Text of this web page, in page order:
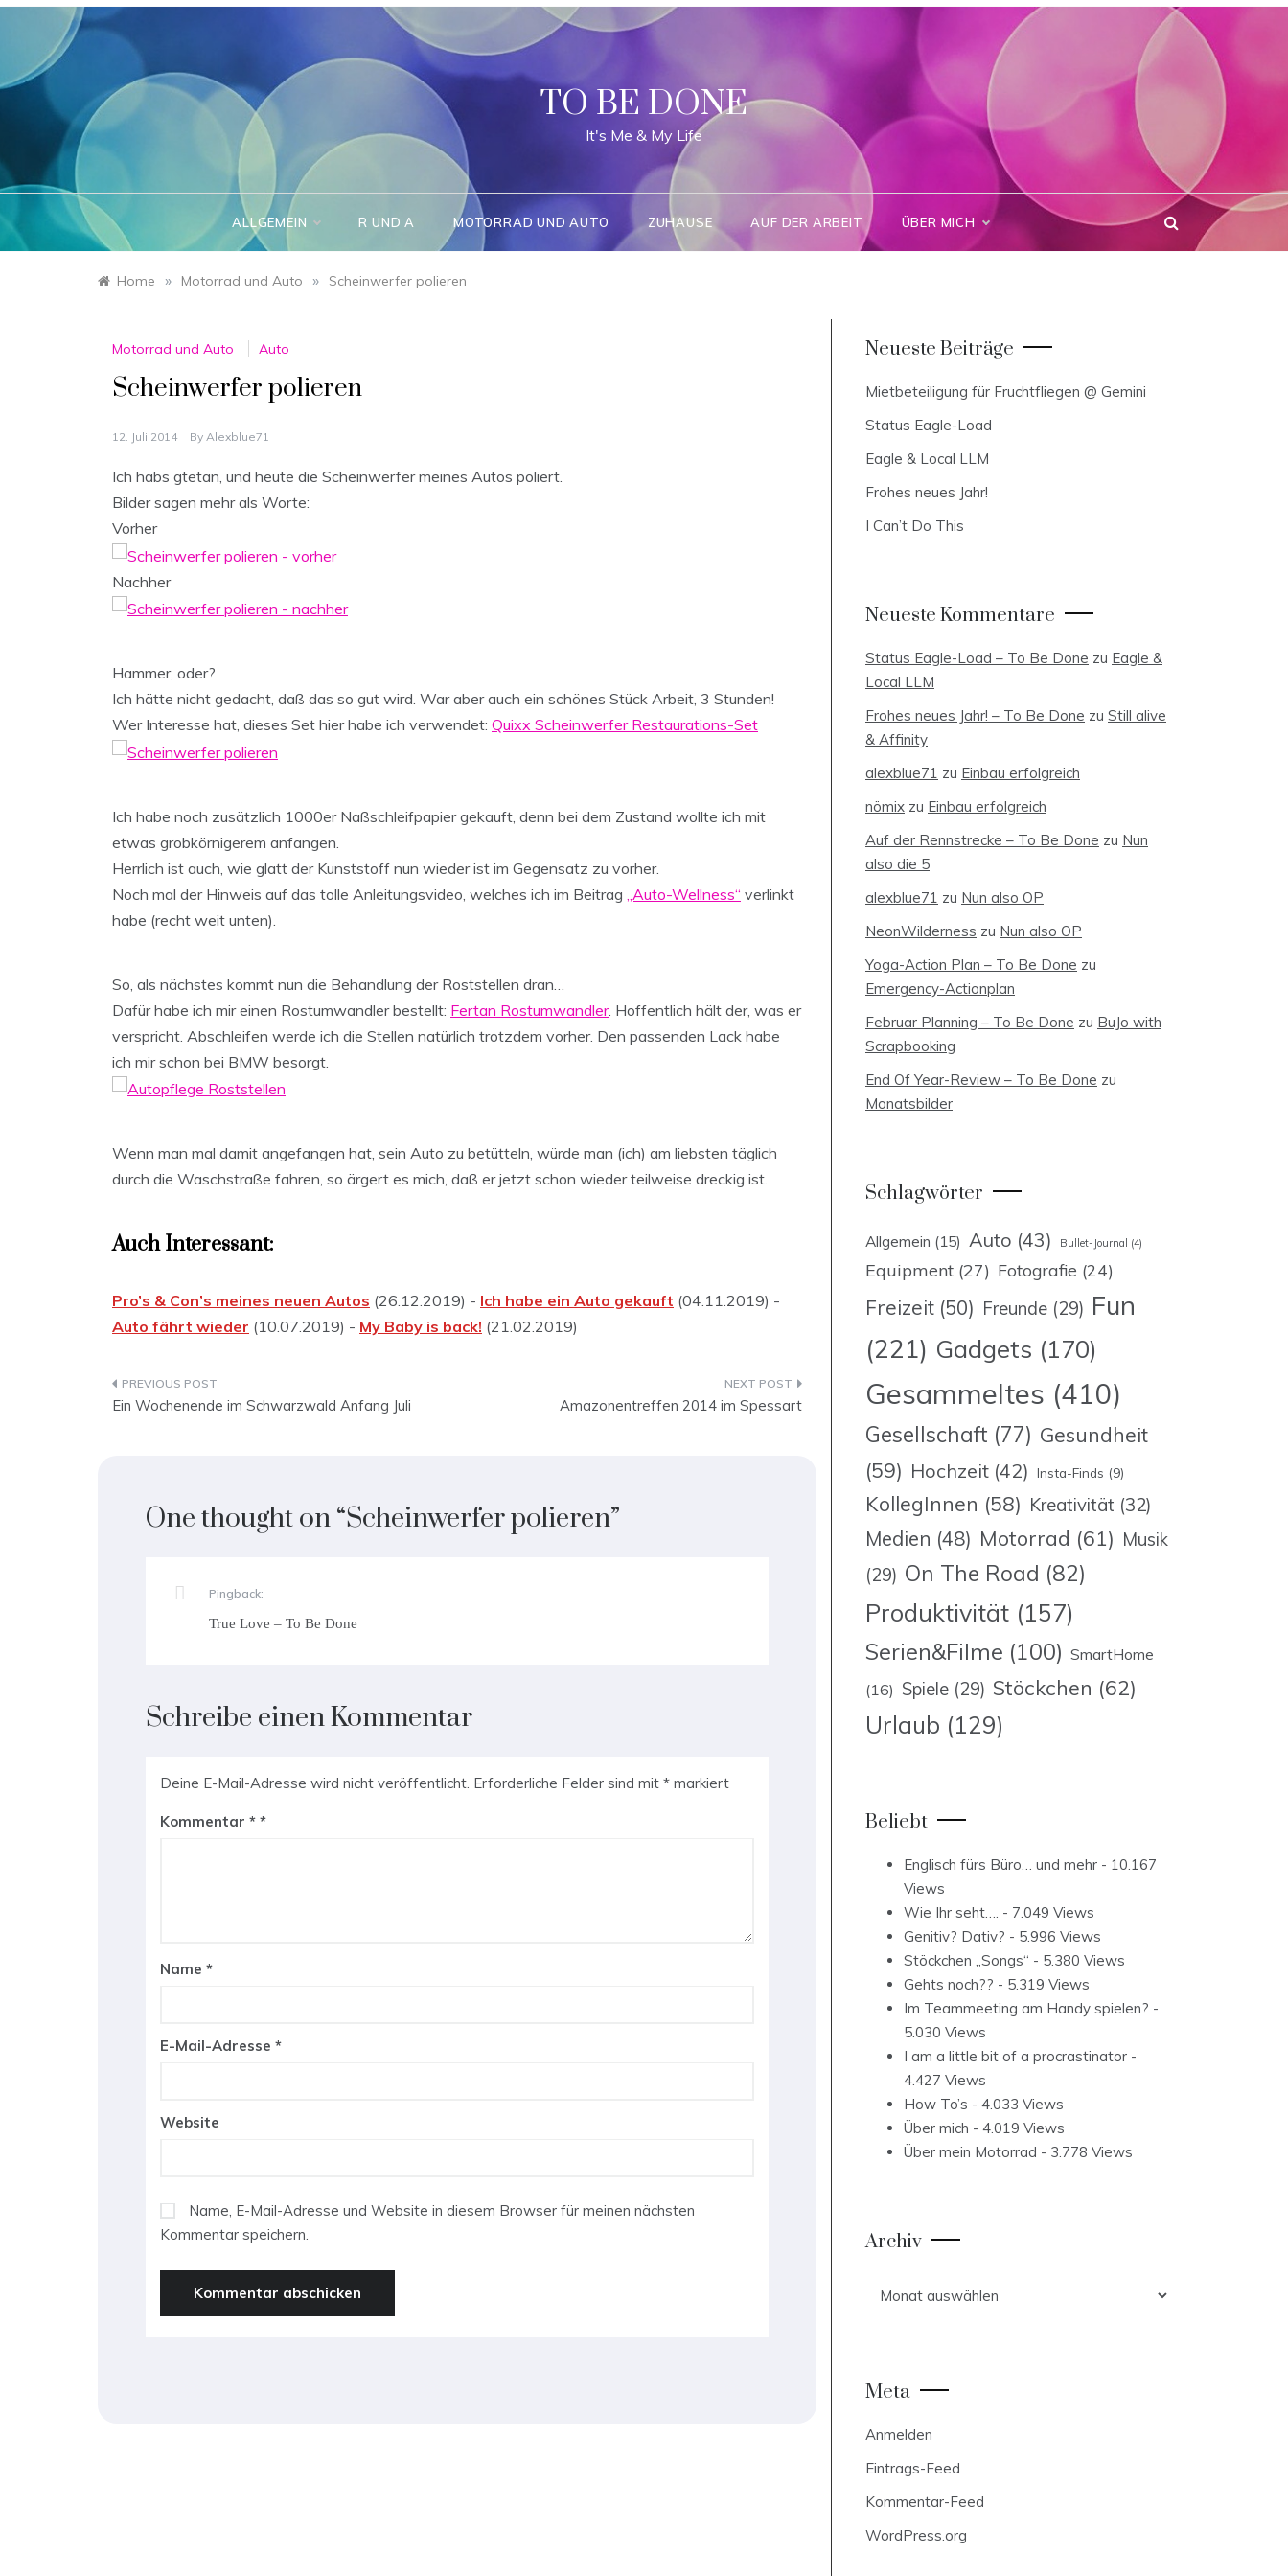
Skip
TO BE DONE
It's Me & My Life
ALLGEMEIN R UND A MOTORRAD UND AUTO ZUHAUSE AUF DER ARBEIT ÜBER MICH
Home » Motorrad und Auto » Scheinwerfer polieren
Motorrad und Auto Auto
Scheinwerfer polieren
12. Juli 2014 By Alexblue71
Ich habs gtetan, und heute die Scheinwerfer meines Autos poliert.
Bilder sagen mehr als Worte:
Vorher
Nachher
Hammer, oder?
Ich hätte nicht gedacht, daß das so gut wird. War aber auch ein schönes Stück Arbeit, 3 Stunden!
Wer Interesse hat, dieses Set hier habe ich verwendet: Quixx Scheinwerfer Restaurations-Set
Ich habe noch zusätzlich 1000er Naßschleifpapier gekauft, denn bei dem Zustand wollte ich mit
etwas grobkörnigerem anfangen.
Herrlich ist auch, wie glatt der Kunststoff nun wieder ist im Gegensatz zu vorher.
Noch mal der Hinweis auf das tolle Anleitungsvideo, welches ich im Beitrag „Auto-Wellness“ verlinkt
habe (recht weit unten).
So, als nächstes kommt nun die Behandlung der Roststellen dran…
Dafür habe ich mir einen Rostumwandler bestellt: Fertan Rostumwandler. Hoffentlich hält der, was er
verspricht. Abschleifen werde ich die Stellen natürlich trotzdem vorher. Den passenden Lack habe
ich mir schon bei BMW besorgt.
Wenn man mal damit angefangen hat, sein Auto zu betütteln, würde man (ich) am liebsten täglich
durch die Waschstraße fahren, so ärgert es mich, daß er jetzt schon wieder teilweise dreckig ist.
Auch Interessant:
Pro’s & Con’s meines neuen Autos (26.12.2019) - Ich habe ein Auto gekauft (04.11.2019) -
Auto fährt wieder (10.07.2019) - My Baby is back! (21.02.2019)
Beitragsnavigation
Ein Wochenende im Schwarzwald Anfang Juli Amazonentreffen 2014 im Spessart
One thought on “Scheinwerfer polieren”
Pingback:
True Love – To Be Done
Schreibe einen Kommentar
Deine E-Mail-Adresse wird nicht veröffentlicht. Erforderliche Felder sind mit * markiert
Kommentar *
Name *
E-Mail-Adresse *
Website
Name, E-Mail-Adresse und Website in diesem Browser für meinen nächsten
Kommentar speichern.
Neueste Beiträge
Mietbeteiligung für Fruchtfliegen @ Gemini
Status Eagle-Load
Eagle & Local LLM
Frohes neues Jahr!
I Can’t Do This
Neueste Kommentare
Status Eagle-Load – To Be Done zu Eagle &
Local LLM
Frohes neues Jahr! – To Be Done zu Still alive
& Affinity
alexblue71 zu Einbau erfolgreich
nömix zu Einbau erfolgreich
Auf der Rennstrecke – To Be Done zu Nun
also die 5
alexblue71 zu Nun also OP
NeonWilderness zu Nun also OP
Yoga-Action Plan – To Be Done zu
Emergency-Actionplan
Februar Planning – To Be Done zu BuJo with
Scrapbooking
End Of Year-Review – To Be Done zu
Monatsbilder
Schlagwörter
Allgemein (15) Auto (43) Bullet-Journal (4)
Equipment (27) Fotografie (24)
Freizeit (50) Freunde (29) Fun
(221) Gadgets (170)
Gesammeltes (410)
Gesellschaft (77) Gesundheit
(59) Hochzeit (42) Insta-Finds (9)
KollegInnen (58) Kreativität (32)
Medien (48) Motorrad (61) Musik
(29) On The Road (82)
Produktivität (157)
Serien&Filme (100) SmartHome
(16) Spiele (29) Stöckchen (62)
Urlaub (129)
Beliebt
Englisch fürs Büro… und mehr - 10.167
Views
Wie Ihr seht…. - 7.049 Views
Genitiv? Dativ? - 5.996 Views
Stöckchen „Songs“ - 5.380 Views
Gehts noch?? - 5.319 Views
Im Teammeeting am Handy spielen? -
5.030 Views
I am a little bit of a procrastinator -
4.427 Views
How To’s - 4.033 Views
Über mich - 4.019 Views
Über mein Motorrad - 3.778 Views
Archiv
Meta
Anmelden
Eintrags-Feed
Kommentar-Feed
WordPress.org